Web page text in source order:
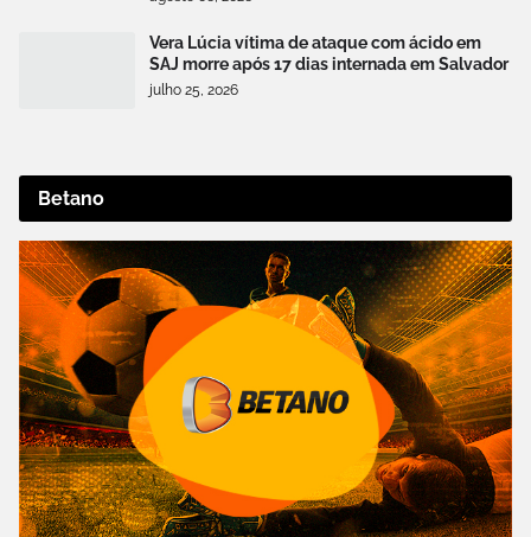
Vera Lúcia vítima de ataque com ácido em
SAJ morre após 17 dias internada em Salvador
julho 25, 2026
Betano